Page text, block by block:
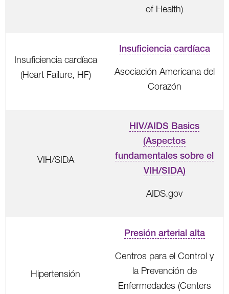
of Health)
Insuficiencia cardíaca
(Heart Failure, HF)
Insuficiencia cardíaca
Asociación Americana del
Corazón
VIH/SIDA
HIV/AIDS Basics
(Aspectos
fundamentales sobre el
VIH/SIDA)
AIDS.gov
Hipertensión
Presión arterial alta
Centros para el Control y
la Prevención de
Enfermedades (Centers